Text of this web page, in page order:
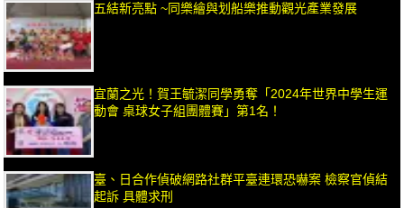
五結新亮點 ~同樂繪與划船樂推動觀光產業發展
宜蘭之光！賀王毓潔同學勇奪「2024年世界中學生運
動會 桌球女子組團體賽」第1名！
臺、日合作偵破網路社群平臺連環恐嚇案 檢察官偵結
起訴 具體求刑